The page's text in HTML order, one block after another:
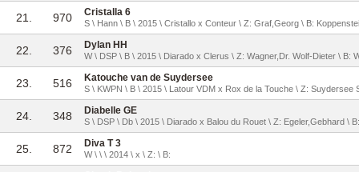
21. 970 Cristalla 6
S \ Hann \ B \ 2015 \ Cristallo x Conteur \ Z: Graf,Georg \ B:
22. 376 Dylan HH
W \ DSP \ B \ 2015 \ Diarado x Clerus \ Z: Wagner,Dr. Wolf-Dieter \ B:
23. 516 Katouche van de Suydersee
S \ KWPN \ B \ 2015 \ Latour VDM x Rox de la Touche \ Z: Suydersee
24. 348 Diabelle GE
S \ DSP \ Db \ 2015 \ Diarado x Balou du Rouet \ Z: Egeler,Gebhard \
25. 872 Diva T 3
W \ \ \ 2014 \ x \ Z: \ B: